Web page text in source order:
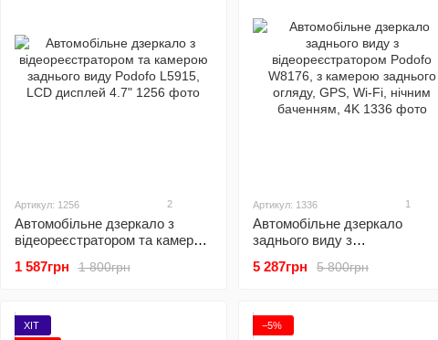
Артикул: 1256 2
Автомобільне дзеркало з
відеореєстратором та камерою
LCD дисплей 4.7"
1 800грн
1 587грн
Артикул: 1336 1
Автомобільне дзеркало
заднього виду з
W8176, з камерою заднього
5 800грн
5 287грн
ХІТ
−5%